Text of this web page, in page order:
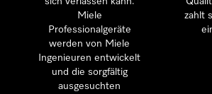
Miele
Professionalgeräte
werden von Miele
Ingenieuren entwickelt
und die sorgfältig
ausgesuchten
zahlt